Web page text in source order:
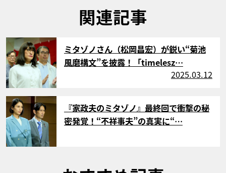
関連記事
サムネイル
ミタゾノさん（松岡昌宏）が鋭い“菊池
風磨構文”を披露！「timelesz…
2025.03.12
サムネイル
『家政夫のミタゾノ』最終回で衝撃の秘
密発覚！“不祥事夫”の真実に“…